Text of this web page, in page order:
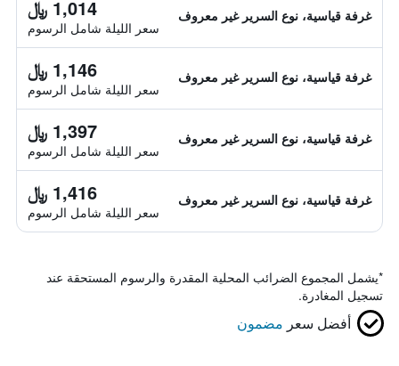
غرفة قياسية، نوع السرير غير معروف 1,014 ﷼
سعر الليلة شامل الرسوم
غرفة قياسية، نوع السرير غير معروف 1,146 ﷼
سعر الليلة شامل الرسوم
غرفة قياسية، نوع السرير غير معروف 1,397 ﷼
سعر الليلة شامل الرسوم
غرفة قياسية، نوع السرير غير معروف 1,416 ﷼
سعر الليلة شامل الرسوم
*يشمل المجموع الضرائب المحلية المقدرة والرسوم المستحقة عند
تسجيل المغادرة.
أفضل سعر مضمون